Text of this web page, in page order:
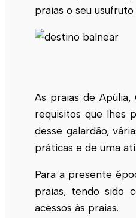
praias o seu
As praias de Apúlia,
requisitos que lhes
desse galardão,
práticas e de uma
Para a presente
praias, tendo sido
acessos às praias.